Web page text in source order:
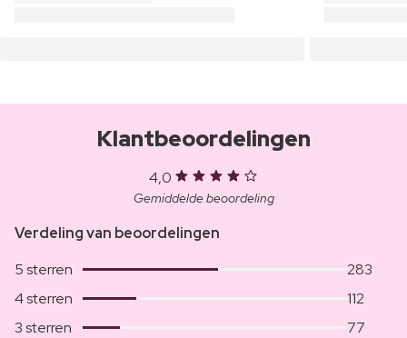
Klantbeoordelingen
4,0
Gemiddelde beoordeling
Verdeling van beoordelingen
5 sterren
283
4 sterren
112
3 sterren
77